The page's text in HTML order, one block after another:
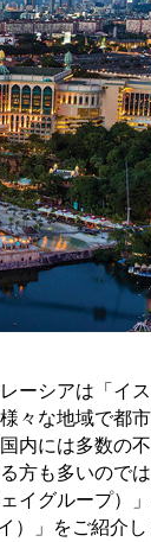
シアは「イ
々な地域で都
内には多数の
方も多いので
イグループ）
」をご紹介し